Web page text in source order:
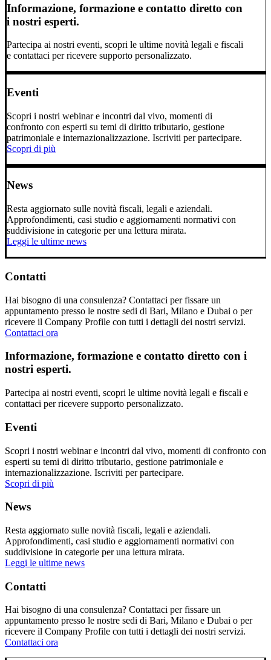
Informazione, formazione e contatto diretto con
i nostri esperti.
Partecipa ai nostri eventi, scopri le ultime novità legali e fiscali
e contattaci per ricevere supporto personalizzato.
Eventi
Scopri i nostri webinar e incontri dal vivo, momenti di
confronto con esperti su temi di diritto tributario, gestione
patrimoniale e internazionalizzazione. Iscriviti per partecipare.
Scopri di più
News
Resta aggiornato sulle novità fiscali, legali e aziendali.
Approfondimenti, casi studio e aggiornamenti normativi con
suddivisione in categorie per una lettura mirata.
Leggi le ultime news
Contatti
Hai bisogno di una consulenza? Contattaci per fissare un
appuntamento presso le nostre sedi di Bari, Milano e Dubai o per
ricevere il Company Profile con tutti i dettagli dei nostri servizi.
Contattaci ora
Informazione, formazione e contatto diretto con i
nostri esperti.
Partecipa ai nostri eventi, scopri le ultime novità legali e fiscali e
contattaci per ricevere supporto personalizzato.
Eventi
Scopri i nostri webinar e incontri dal vivo, momenti di confronto con
esperti su temi di diritto tributario, gestione patrimoniale e
internazionalizzazione. Iscriviti per partecipare.
Scopri di più
News
Resta aggiornato sulle novità fiscali, legali e aziendali.
Approfondimenti, casi studio e aggiornamenti normativi con
suddivisione in categorie per una lettura mirata.
Leggi le ultime news
Contatti
Hai bisogno di una consulenza? Contattaci per fissare un
appuntamento presso le nostre sedi di Bari, Milano e Dubai o per
ricevere il Company Profile con tutti i dettagli dei nostri servizi.
Contattaci ora